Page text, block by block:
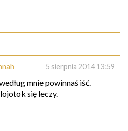
5 sierpnia 2014 13:59
mnie powinnaś iść.
się leczy.